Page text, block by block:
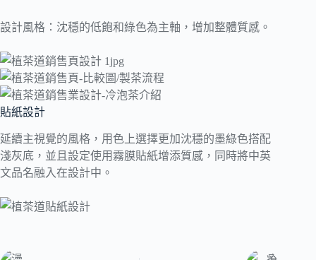
設計風格：沈穩的低飽和綠色為主軸，增加整體質感。
貼紙設計
延續主視覺的風格，用色上選擇更加沈穩的墨綠色搭配
淺灰底，並且設定使用霧膜貼紙增添質感，同時將中英
文品名融入在設計中。